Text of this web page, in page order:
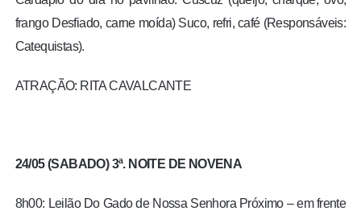
frango Desfiado, carne moída) Suco, refri, café (Responsáveis:
Catequistas).
ATRAÇÃO: RITA CAVALCANTE
24/05 (SABADO) 3ª. NOITE DE NOVENA
8h00: Leilão Do Gado de Nossa Senhora Próximo – em frente